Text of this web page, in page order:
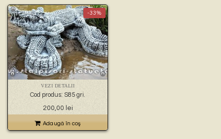
🪴 – jardiniere cu personaje –
🌸 – jardiniere pentru flori –
🏗 – socluri și stative –
🦌 – statuete animale sălbatice –
🐕 – statuete animale domestice –
🧘 – statuete buddha –
🧺 – statuete cu coșulețe –
🐉 – statuete gargoyles –
👼 – statuete religioase și îngerași –
🦜 – statuete păsări –
💧 – statuete pentru fântâni –
🍄 – statuete pitici și troli –
🏺 – vaze pentru flori –
-33%
VEZI DETALII
Cod produs: S85 gri.
Prețul
inițial
a
300,00 lei.
200,00 leiPrețul
curent
este:
200,00 lei.
Adaugă în coş